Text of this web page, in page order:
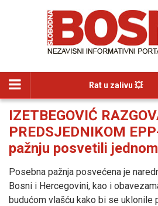
Rat u zalivu 💥
IZETBEGOVIĆ
PREDSJEDNIKOM
pažnju posvetili
Posebna pažnja posvećena je
Bosni i Hercegovini, kao i
budućom vlašću kako bi se uklonile